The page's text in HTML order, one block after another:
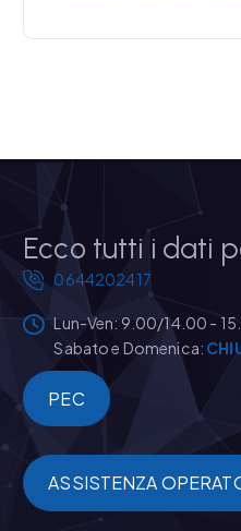
Ecco tutti i dati
0644202417
Lun-Ven: 9.00/14.00 -
Sabato e Domenica:
PEC
ASSISTENZA